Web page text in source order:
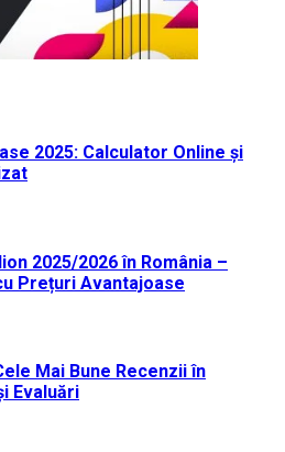
2025: Calculator Online și
2025/2026 în România –
Prețuri Avantajoase
Mai Bune Recenzii în
Evaluări